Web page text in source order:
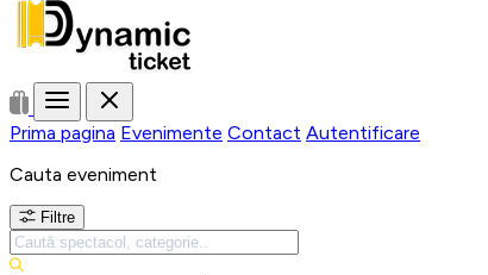
Prima pagina Evenimente Contact Autentificare
Cauta eveniment
Filtre